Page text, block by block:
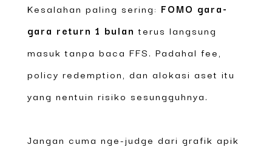
Kesalahan paling sering: FOMO gara-
gara return 1 bulan terus langsung
masuk tanpa baca FFS. Padahal fee,
policy redemption, dan alokasi aset itu
yang nentuin risiko sesungguhnya.
Jangan cuma nge-judge dari grafik apik